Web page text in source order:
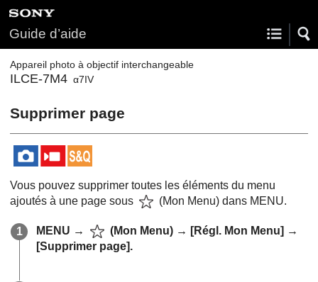
Guide d’aide
Appareil photo à objectif interchangeable
ILCE-7M4 α7IV
Supprimer page
Vous pouvez supprimer toutes les éléments du menu
ajoutés à une page sous
(Mon Menu) dans MENU.
MENU → (Mon Menu) → [Régl. Mon Menu] →
[Supprimer page].